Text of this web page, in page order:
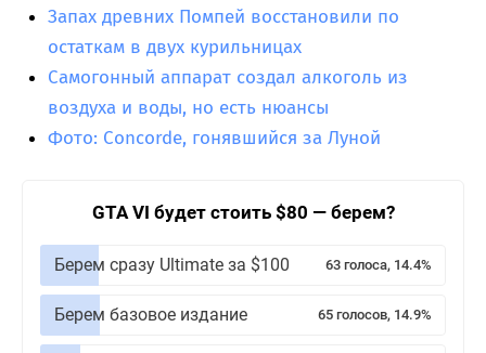
Запах древних Помпей восстановили по
остаткам в двух курильницах
Самогонный аппарат создал алкоголь из
воздуха и воды, но есть нюансы
Фото: Concorde, гонявшийся за Луной
GTA VI будет стоить $80 — берем?
Берем сразу Ultimate за $100 63 голоса, 14.4%
Берем базовое издание 65 голосов, 14.9%